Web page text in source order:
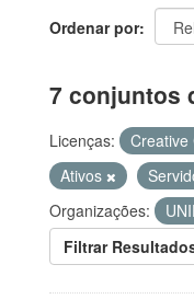
Ordenar por
7 conjuntos
Licenças: Creative
Ativos
Organizações:
Filtrar